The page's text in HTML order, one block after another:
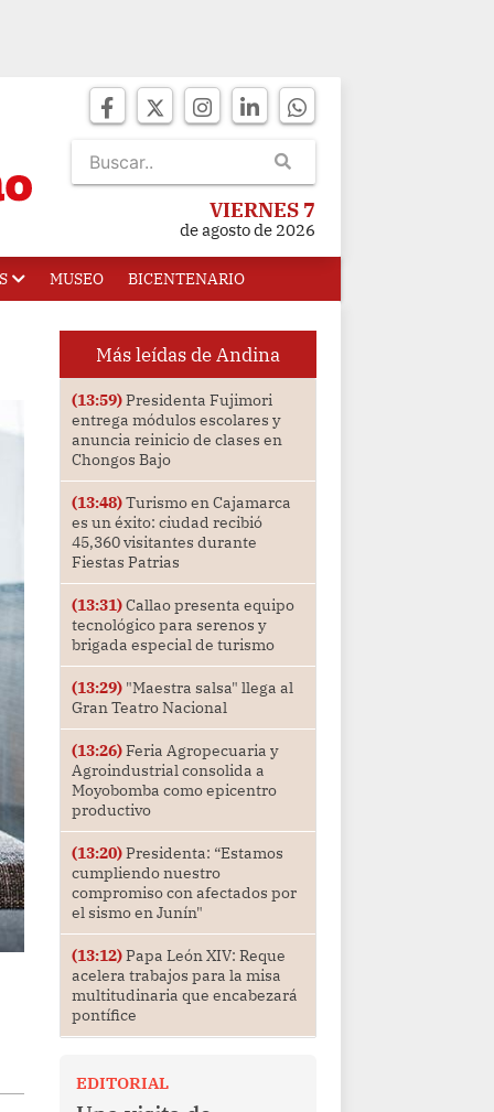
VIERNES 7
de agosto de 2026
MUSEO BICENTENARIO
Más leídas de Andina
(13:59)Presidenta Fujimori
entrega módulos escolares y
anuncia reinicio de clases en
Chongos Bajo
(13:48)Turismo en Cajamarca
es un éxito: ciudad recibió
45,360 visitantes durante
Fiestas Patrias
(13:31)Callao presenta equipo
tecnológico para serenos y
brigada especial de turismo
(13:29)"Maestra salsa" llega al
Gran Teatro Nacional
(13:26)Feria Agropecuaria y
Agroindustrial consolida a
Moyobomba como epicentro
productivo
(13:20)Presidenta: “Estamos
cumpliendo nuestro
compromiso con afectados por
el sismo en Junín"
(13:12)Papa León XIV: Reque
acelera trabajos para la misa
multitudinaria que encabezará
pontífice
EDITORIAL